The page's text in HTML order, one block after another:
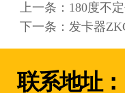
上一条： 180度不
下一条：发卡器
联系地址：